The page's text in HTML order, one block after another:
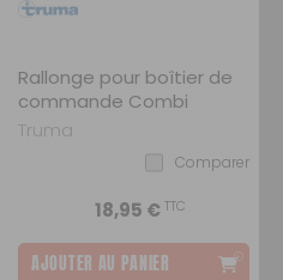
Rallonge pour boîtier de
commande Combi
Truma
Comparer
18,95 €TTC
AJOUTER AU PANIER